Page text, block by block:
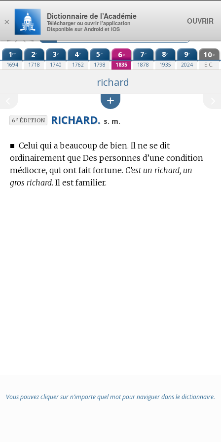
Aller au contenu
1re
1694
2e
1718
3e
1740
4e
1762
5e
1798
6e
1835
7e
1878
8e
1935
9e
2024
10e
E.C.
richard
6eÉDITION RICHARD. s. m.
■ Celui qui a beaucoup de bien. Il ne se dit
ordinairement que Des personnes d’une condition
médiocre, qui ont fait fortune. C’est un richard, un
gros richard. Il est familier.
Vous pouvez cliquer sur n’importe quel mot pour naviguer dans le dictionnaire.
×
Dictionnaire de l’Académie
Télécharger ou ouvrir l’application
Disponible sur Android et iOS
OUVRIR